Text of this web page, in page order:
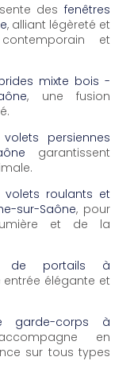
desfenêtres
, alliant légèreté et
et
mixte bois -
, une fusion
persiennes
garantissent
volets roulants et
sur-Saône, pour
et de la
de portails à
entrée élégante et
garde-corps à
en
sur tous types